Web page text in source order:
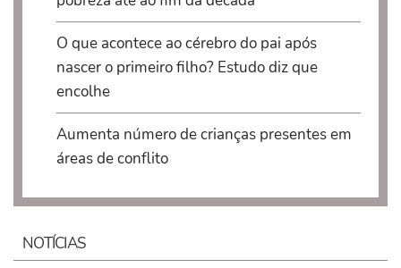
O que acontece ao cérebro do pai após
nascer o primeiro filho? Estudo diz que
encolhe
Aumenta número de crianças presentes em
áreas de conflito
NOTÍCIAS